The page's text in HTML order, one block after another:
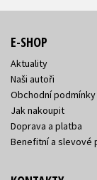
E-SHOP
Aktuality
Naši autoři
Obchodní podmínky
Jak nakoupit
Doprava a platba
Benefitní a slevové